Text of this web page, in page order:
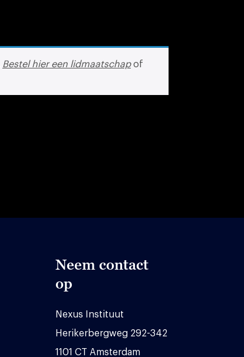
Bestel hier een lidmaatschapof
Neem contact
op
Nexus Instituut
Herikerbergweg 292-342
1101 CT Amsterdam